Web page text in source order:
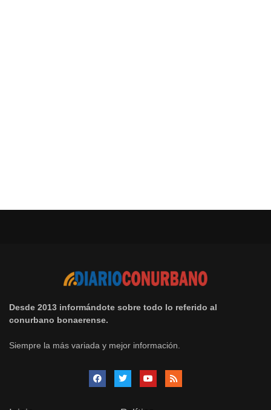
Desde 2013 informándote sobre todo lo referido al
conurbano bonaerense.
Siempre la más variada y mejor información.